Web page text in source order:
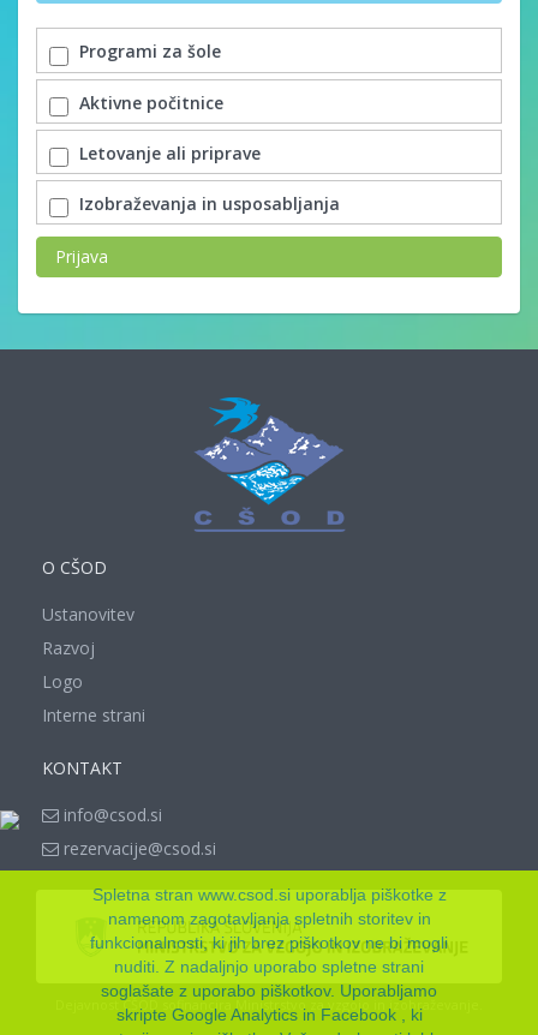
Programi za šole
Aktivne počitnice
Letovanje ali priprave
Izobraževanja in usposabljanja
Prijava
O CŠOD
Ustanovitev
Razvoj
Logo
Interne strani
KONTAKT
info@csod.si
rezervacije@csod.si
Dejavnost CŠOD sofinancira Ministrstvo za vzgojo in izobraževanje.
Spletna stran www.csod.si uporablja piškotke z
namenom zagotavljanja spletnih storitev in
funkcionalnosti, ki jih brez piškotkov ne bi mogli
nuditi. Z nadaljnjo uporabo spletne strani
soglašate z uporabo piškotkov. Uporabljamo
skripte Google Analytics in Facebook , ki